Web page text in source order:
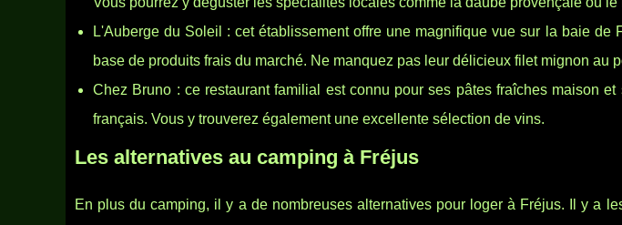
L'Auberge du Soleil : cet établissement offre une magnifique vue sur la baie de
base de produits frais du marché. Ne manquez pas leur délicieux filet mignon au
Chez Bruno : ce restaurant familial est connu pour ses pâtes fraîches maison
français. Vous y trouverez également une excellente sélection de vins.
Les alternatives au camping à Fréjus
En plus du camping, il y a de nombreuses alternatives pour loger à Fréjus. Il y a